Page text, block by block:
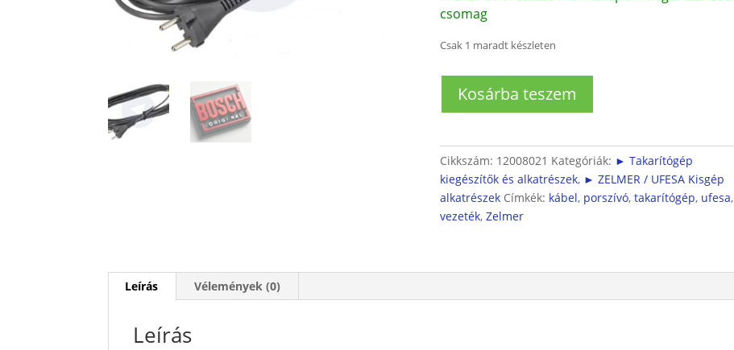
csomag
Csak 1 maradt készleten
csatlakozó
mennyiség
Kosárba teszem
Cikkszám: 12008021 Kategóriák: ► Takarítógép
kiegészítők és alkatrészek, ► ZELMER / UFESA Kisgép
alkatrészek Címkék: kábel, porszívó,takarítógép, ufesa,
vezeték,Zelmer
Leírás Vélemények (0)
Leírás